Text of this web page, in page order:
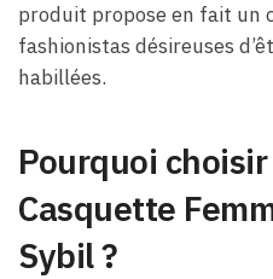
produit propose en fait un
fashionistas désireuses
habillées.
Pourquoi
Casquette
Sybil ?